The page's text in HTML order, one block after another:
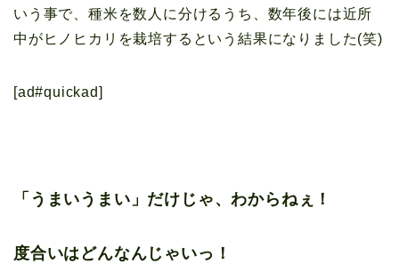
いう事で、種米を数人に分けるうち、数年後には近所
中がヒノヒカリを栽培するという結果になりました(笑)
[ad#quickad]
「うまいうまい」だけじゃ、わからねぇ！
度合いはどんなんじゃいっ！